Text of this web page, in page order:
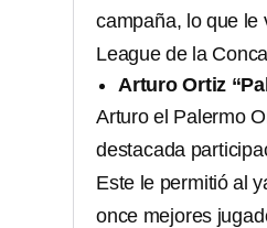
campaña, lo que le
League de la
Arturo Ortiz
Arturo el Palermo
destacada
Este le permitió al
once mejores